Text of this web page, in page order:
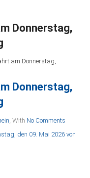
Donnerstag,
am Donnerstag,
Donnerstag,
With No Comments
den 09. Mai 2026 von